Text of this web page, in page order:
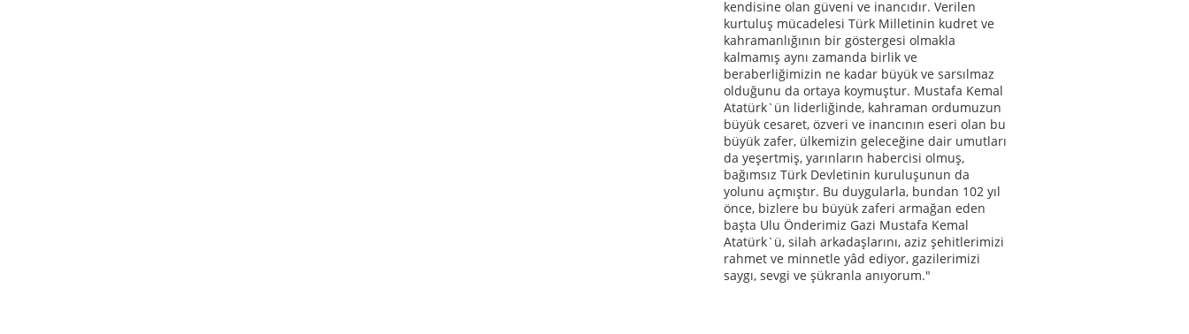
kendisine olan güveni ve inancıdır. Verilen
kurtuluş mücadelesi Türk Milletinin kudret ve
kahramanlığının bir göstergesi olmakla
kalmamış aynı zamanda birlik ve
beraberliğimizin ne kadar büyük ve sarsılmaz
olduğunu da ortaya koymuştur. Mustafa Kemal
Atatürk`ün liderliğinde, kahraman ordumuzun
büyük cesaret, özveri ve inancının eseri olan bu
büyük zafer, ülkemizin geleceğine dair umutları
da yeşertmiş, yarınların habercisi olmuş,
bağımsız Türk Devletinin kuruluşunun da
yolunu açmıştır. Bu duygularla, bundan 102 yıl
önce, bizlere bu büyük zaferi armağan eden
başta Ulu Önderimiz Gazi Mustafa Kemal
Atatürk`ü, silah arkadaşlarını, aziz şehitlerimizi
rahmet ve minnetle yâd ediyor, gazilerimizi
saygı, sevgi ve şükranla anıyorum."